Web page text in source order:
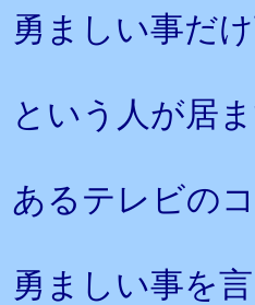
勇ましい事だ
という人が居ま
あるテレビの
勇ましい事を